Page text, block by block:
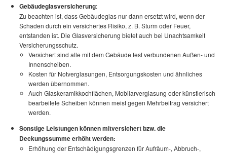
Gebäudeglasversicherung:
Zu beachten ist, dass Gebäudeglas nur dann ersetzt wird, wenn der
Schaden durch ein versichertes Risiko, z. B. Sturm oder Feuer,
entstanden ist. Die Glasversicherung bietet auch bei Unachtsamkeit
Versicherungsschutz.
Versichert sind alle mit dem Gebäude fest verbundenen Außen- und
Innenscheiben.
Kosten für Notverglasungen, Entsorgungskosten und ähnliches
werden übernommen.
Auch Glaskeramikkochflächen, Mobilarverglasung oder künstlerisch
bearbeitete Scheiben können meist gegen Mehrbeitrag versichert
werden.
Sonstige Leistungen können mitversichert bzw. die
Deckungssumme erhöht werden:
Erhöhung der Entschädigungsgrenzen für Aufräum-, Abbruch-,